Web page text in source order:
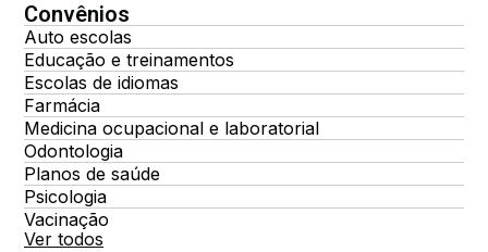
Convênios
Auto escolas
Educação e treinamentos
Escolas de idiomas
Farmácia
Medicina ocupacional e laboratorial
Odontologia
Planos de saúde
Psicologia
Vacinação
Ver todos